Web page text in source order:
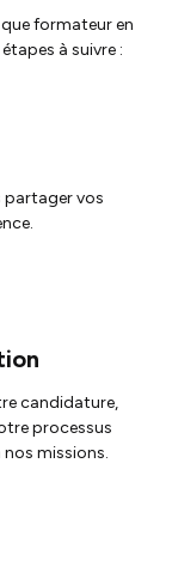
formateur en
à suivre :
vos
candidature,
processus
missions.